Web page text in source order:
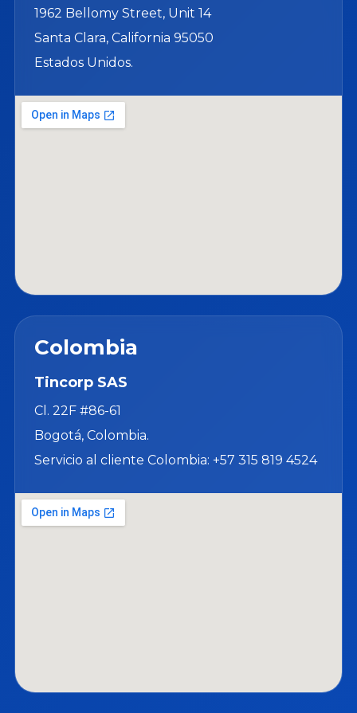
1962 Bellomy Street, Unit 14
Santa Clara, California 95050
Estados Unidos.
Colombia
Tincorp SAS
Cl. 22F #86-61
Bogotá, Colombia.
Servicio al cliente Colombia: +57 315 819 4524